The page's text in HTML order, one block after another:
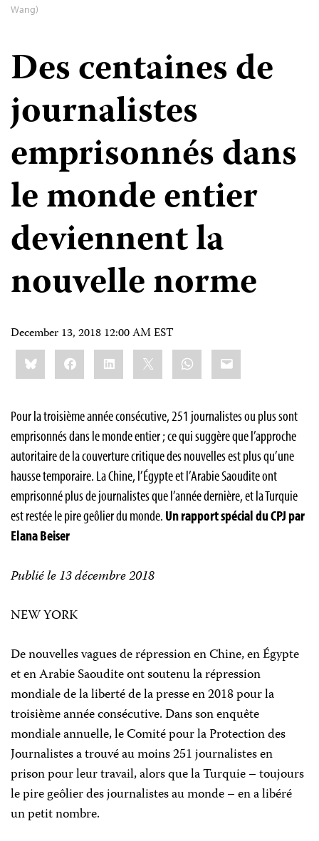
Wang)
Des centaines de
journalistes
emprisonnés dans
le monde entier
deviennent la
nouvelle norme
December 13, 2018 12:00 AM EST
Share
this:BlueskyFacebookLinkedIn WhatsApp
Email
Pour la troisième année consécutive, 251 journalistes ou plus sont
emprisonnés dans le monde entier ; ce qui suggère que l’approche
autoritaire de la couverture critique des nouvelles est plus qu’une
hausse temporaire. La Chine, l’Égypte et l’Arabie Saoudite ont
emprisonné plus de journalistes que l’année dernière, et la Turquie
est restée le pire geôlier du monde. Un rapport spécial du CPJ par
Elana Beiser
Publié le 13 décembre 2018
NEW YORK
De nouvelles vagues de répression en Chine, en Égypte
et en Arabie Saoudite ont soutenu la répression
mondiale de la liberté de la presse en 2018 pour la
troisième année consécutive. Dans son enquête
mondiale annuelle, le Comité pour la Protection des
Journalistes a trouvé au moins 251 journalistes en
prison pour leur travail, alors que la Turquie – toujours
le pire geôlier des journalistes au monde – en a libéré
un petit nombre.